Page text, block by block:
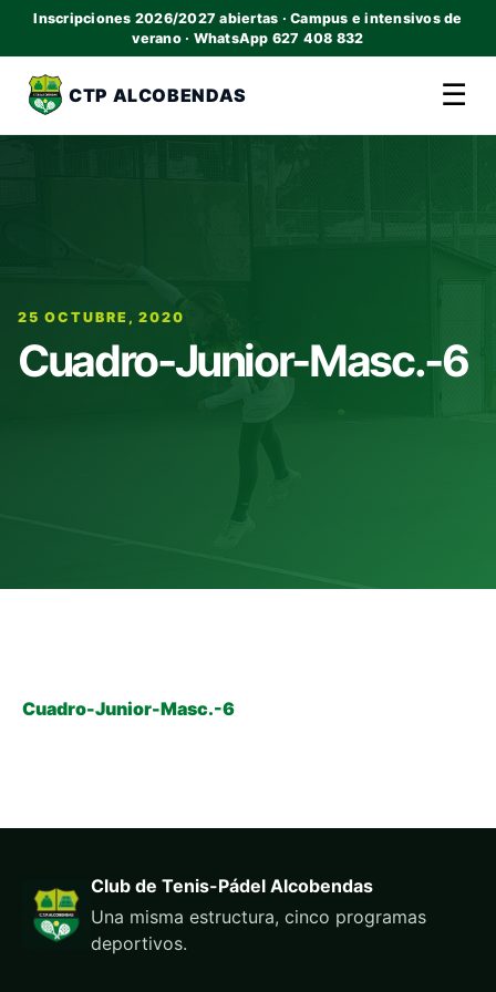
Inscripciones 2026/2027 abiertas · Campus e intensivos de
verano · WhatsApp 627 408 832
CTP ALCOBENDAS ☰
25 OCTUBRE, 2020
Cuadro-Junior-Masc.-6
Cuadro-Junior-Masc.-6
Club de Tenis-Pádel Alcobendas
Una misma estructura, cinco programas
deportivos.